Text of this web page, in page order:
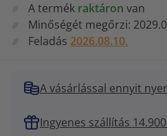
A termék raktáron van
Minőségét megőrzi:
Feladás 2026.08.10.
A vásárlással ennyit
Ingyenes szállítás